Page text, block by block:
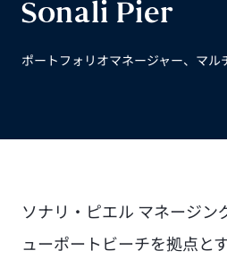
Sonali Pier
ポートフォリオマネージャー、マル
ソナリ・ピエル マネージン
ューポートビーチを拠点と